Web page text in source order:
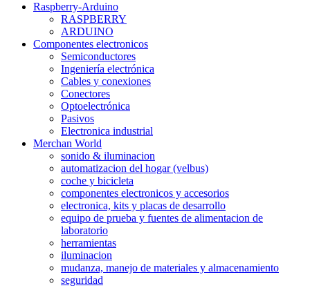
Raspberry-Arduino
RASPBERRY
ARDUINO
Componentes electronicos
Semiconductores
Ingeniería electrónica
Cables y conexiones
Conectores
Optoelectrónica
Pasivos
Electronica industrial
Merchan World
sonido & iluminacion
automatizacion del hogar (velbus)
coche y bicicleta
componentes electronicos y accesorios
electronica, kits y placas de desarrollo
equipo de prueba y fuentes de alimentacion de
laboratorio
herramientas
iluminacion
mudanza, manejo de materiales y almacenamiento
seguridad